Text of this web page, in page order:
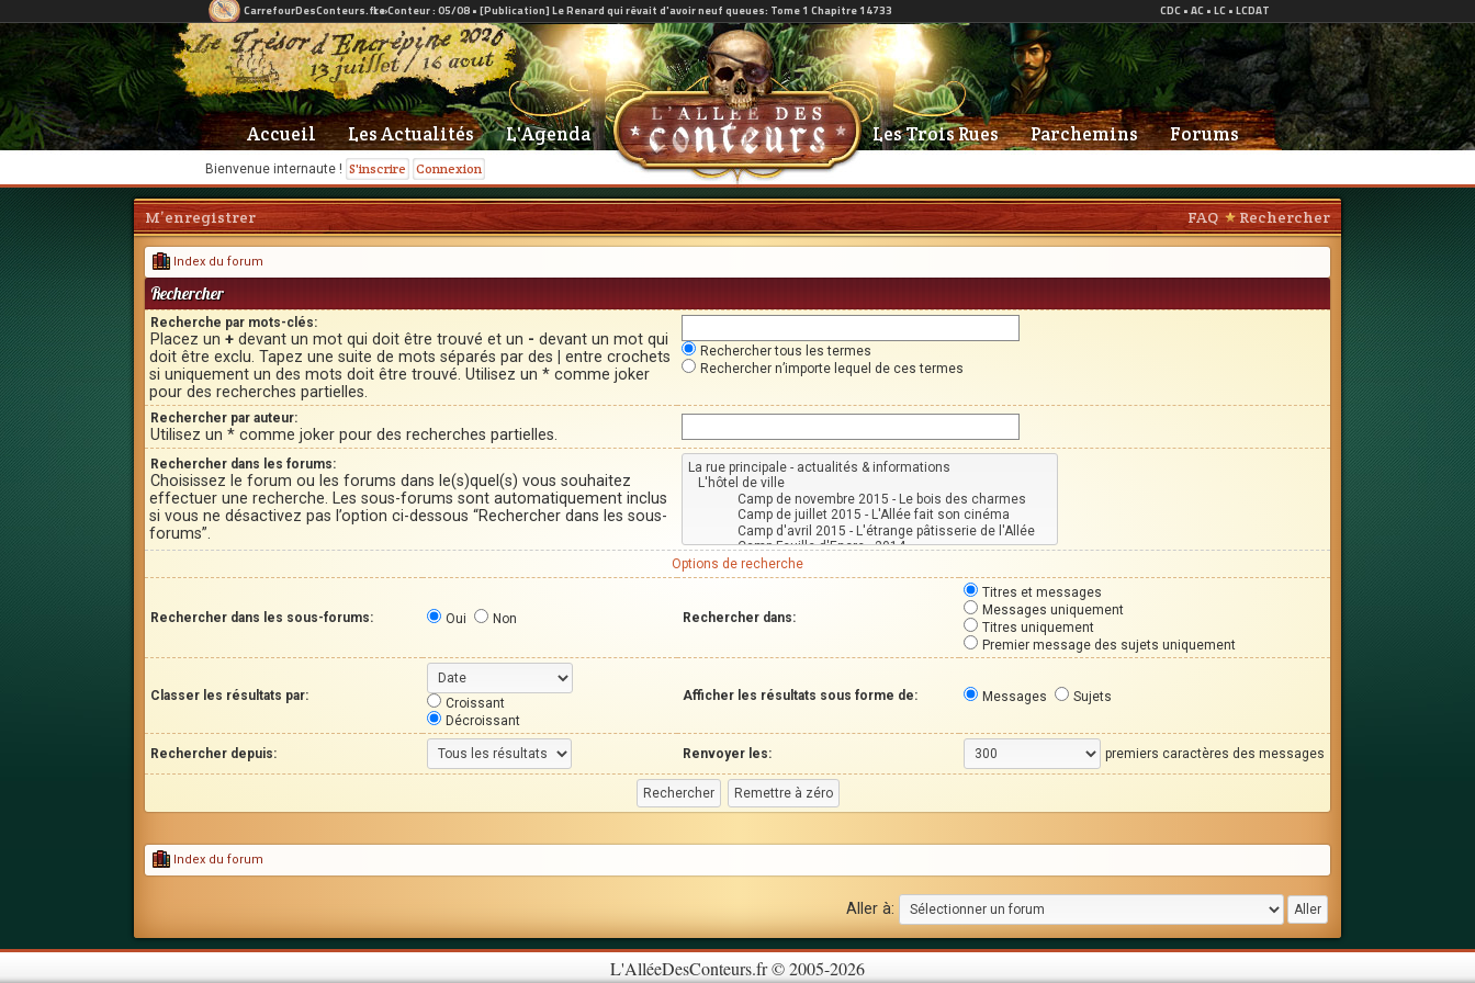
Bienvenue internaute ! S'inscrire Connexion
Accueil Les Actualités L'Agenda Les Trois Rues Parchemins Forums
FAQ Rechercher
M’enregistrer
Index du forum
Rechercher
Recherche par mots-clés:
Placez un + devant un mot qui doit être trouvé et un - devant un mot qui
doit être exclu. Tapez une suite de mots séparés par des
entre crochets
si uniquement un des mots doit être trouvé. Utilisez un * comme joker
pour des recherches partielles.
Rechercher tous les termes
Rechercher n’importe lequel de ces termes
Rechercher par auteur:
Utilisez un * comme joker pour des recherches partielles.
Rechercher dans les forums:
Choisissez le forum ou les forums dans le(s)quel(s) vous souhaitez
effectuer une recherche. Les sous-forums sont automatiquement inclus
si vous ne désactivez pas l’option ci-dessous “Rechercher dans les sous-
forums”.
Options de recherche
Rechercher dans les sous-forums: Oui Non Rechercher dans:
Titres et messages
Messages uniquement
Titres uniquement
Premier message des sujets uniquement
Classer les résultats par:
Croissant
Décroissant
Afficher les résultats sous forme de: Messages Sujets
Rechercher depuis: Renvoyer les: premiers caractères des messages
Index du forum
Aller à:
L'AlléeDesConteurs.fr © 2005-2026